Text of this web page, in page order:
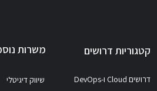
קטגוריות דרושים
דרושים Cloud ו-DevOps
משרות
שיווק דיגיטלי